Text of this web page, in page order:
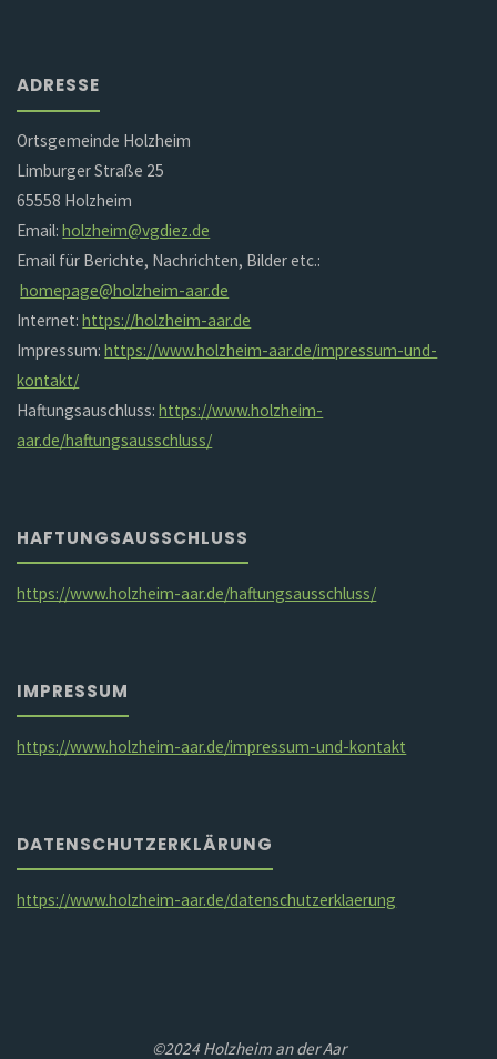
ADRESSE
Ortsgemeinde Holzheim
Limburger Straße 25
65558 Holzheim
Email:holzheim@vgdiez.de
Email für Berichte, Nachrichten, Bilder etc.:
homepage@holzheim-aar.de
Internet:https://holzheim-aar.de
Impressum:https://www.holzheim-aar.de/impressum-und-
kontakt/
Haftungsauschluss:https://www.holzheim-
aar.de/haftungsausschluss/
HAFTUNGSAUSSCHLUSS
https://www.holzheim-aar.de/haftungsausschluss/
IMPRESSUM
https://www.holzheim-aar.de/impressum-und-kontakt
DATENSCHUTZERKLÄRUNG
https://www.holzheim-aar.de/datenschutzerklaerung
©2024 Holzheim an der Aar